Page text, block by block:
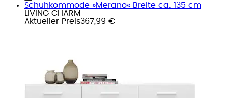
Schuhkommode »Merano« Breite ca. 135 cm
LIVING CHARM
Aktueller Preis367,99 €